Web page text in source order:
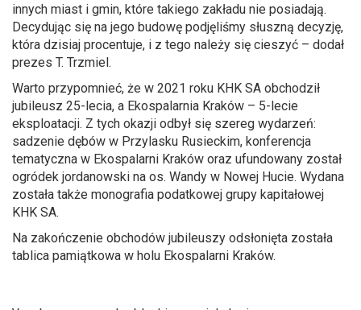
innych miast i gmin, które takiego zakładu nie posiadają.
Decydując się na jego budowę podjęliśmy słuszną decyzję,
która dzisiaj procentuje, i z tego należy się cieszyć – dodał
prezes T. Trzmiel.
Warto przypomnieć, że w 2021 roku KHK SA obchodził
jubileusz 25-lecia, a Ekospalarnia Kraków – 5-lecie
eksploatacji. Z tych okazji odbył się szereg wydarzeń:
sadzenie dębów w Przylasku Rusieckim, konferencja
tematyczna w Ekospalarni Kraków oraz ufundowany został
ogródek jordanowski na os. Wandy w Nowej Hucie. Wydana
została także monografia podatkowej grupy kapitałowej
KHK SA.
Na zakończenie obchodów jubileuszy odsłonięta została
tablica pamiątkowa w holu Ekospalarni Kraków.